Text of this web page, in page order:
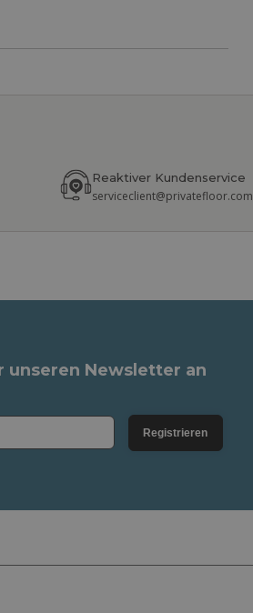
Reaktiver Kundenservice
serviceclient@privatefloor.com
unseren Newsletter an
Registrieren